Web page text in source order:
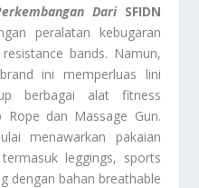
DariSFIDN
peralatan kebugaran
bands. Namun,
ini memperluas lini
berbagai alat fitness
Rope dan Massage Gun.
menawarkan pakaian
leggings, sports
dengan bahan breathable